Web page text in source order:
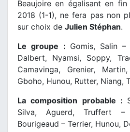
Beaujoire en égalisant en
2018 (1-1), ne fera pas non
sur choix de Julien Stéphan.
Le groupe : Gomis, Salin
Dalbert, Nyamsi, Soppy,
Camavinga, Grenier,
Gboho, Hunou, Rutter, Niang,
La composition probable :
Silva, Aguerd, Truffert –
Bourigeaud – Terrier, Hunou,